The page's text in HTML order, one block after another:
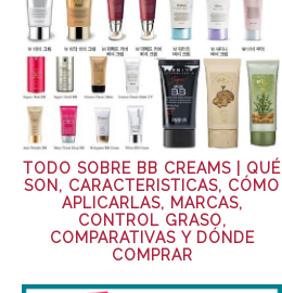
TODO SOBRE BB CREAMS | QUÉ
SON, CARACTERISTICAS, CÓMO
APLICARLAS, MARCAS,
CONTROL GRASO,
COMPARATIVAS Y DÓNDE
COMPRAR